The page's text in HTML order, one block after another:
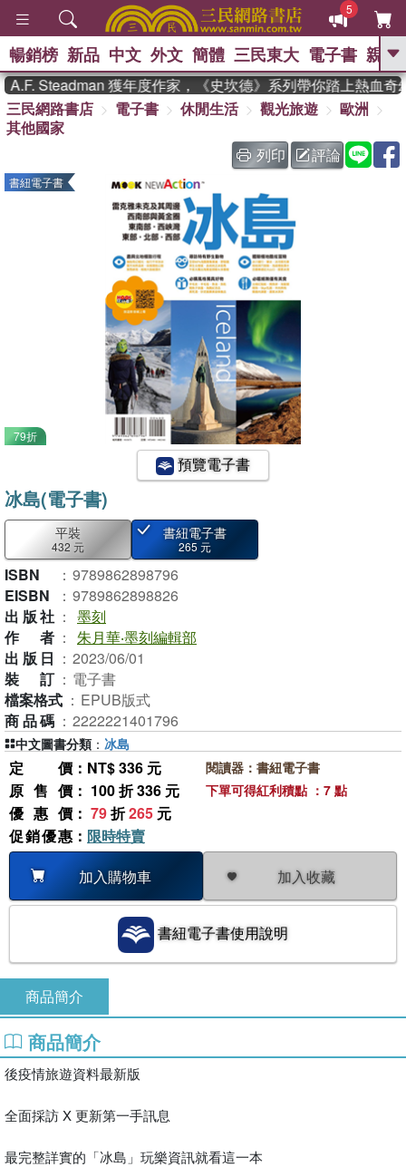
5
GO
熱搜： 東野圭吾 、 高希均教授回憶錄
史是一群喵 、 暑期推薦 、 國際布克
獎 臺灣漫遊錄 、 方念華 、 台灣的李
登輝時代
偉大的迷走神經
暢銷榜 新品 中文 外文 簡體 三民東大 電子書 親子
Steadman 獲年度作家，《史坎德》系列帶你踏上熱血奇幻
三民網路書店
電子書 休閒生活 觀光旅遊
歐洲
其他國家
列印
評論
書紐電子書
79折
預覽電子書
冰島(電子書)
平裝
432 元
書紐電子書
265 元
ISBN ： 9789862898796
EISBN
： 9789862898826
出版社 ： 墨刻
作者 ： 朱月華‧墨刻編輯部
出版日 ： 2023/06/01
裝訂 ： 電子書
檔案格式 ： EPUB版式
商品碼 ： 2222221401796
定價 ：NT$ 336 元
原售價 ： 100 折 336 元
優惠價 ： 79折265 元
促銷優惠 ： 限時特賣
加入購物車
加入收藏
閱讀器：書紐電子書
下單可得紅利積點 ：7 點
書紐電子書使用說明
中文圖書分類 ： 冰島
商品簡介
商品簡介
後疫情旅遊資料最新版
全面採訪 X 更新第一手訊息
最完整詳實的「冰島」玩樂資訊就看這一本